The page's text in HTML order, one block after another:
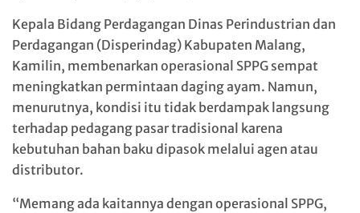
Kepala Bidang Perdagangan Dinas Perindustrian dan
Perdagangan (Disperindag) Kabupaten Malang,
Kamilin, membenarkan operasional SPPG sempat
meningkatkan permintaan daging ayam. Namun,
menurutnya, kondisi itu tidak berdampak langsung
terhadap pedagang pasar tradisional karena
kebutuhan bahan baku dipasok melalui agen atau
distributor.
“Memang ada kaitannya dengan operasional SPPG,